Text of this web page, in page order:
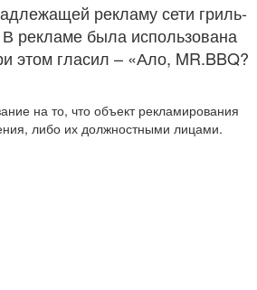
рекламу сети гриль-
рекламе была использована
этом гласил – «Ало, MR.BBQ?
на то, что объект рекламирования
либо их должностными лицами.